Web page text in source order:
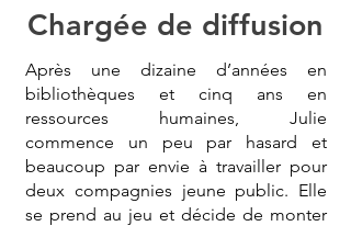
Chargée de diffusion
Après une dizaine d’années en
bibliothèques et cinq ans en
ressources humaines, Julie
commence un peu par hasard et
beaucoup par envie à travailler pour
deux compagnies jeune public. Elle
se prend au jeu et décide de monter